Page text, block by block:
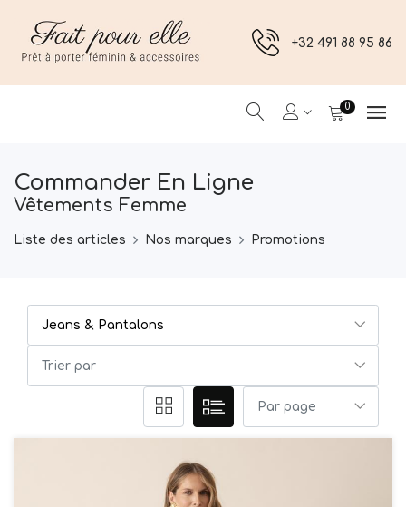
+32 491 88 95 86
0
Commander En Ligne
Vêtements Femme
Liste des articles Nos marques Promotions